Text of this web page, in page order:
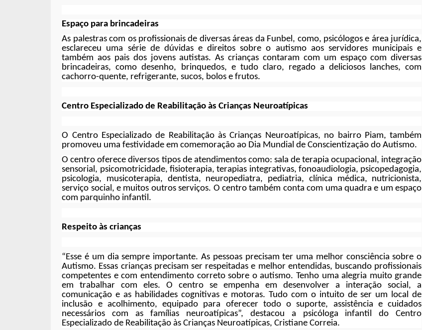
Espaço para brincadeiras
As palestras com os profissionais de diversas áreas da Funbel, como, psicólogos e área jurídica,
esclareceu uma série de dúvidas e direitos sobre o autismo aos servidores municipais e
também aos pais dos jovens autistas. As crianças contaram com um espaço com diversas
brincadeiras, como desenho, brinquedos, e tudo claro, regado a deliciosos lanches, com
cachorro-quente, refrigerante, sucos, bolos e frutos.
Centro Especializado de Reabilitação às Crianças Neuroatípicas
O Centro Especializado de Reabilitação às Crianças Neuroatípicas, no bairro Piam, também
promoveu uma festividade em comemoração ao Dia Mundial de Conscientização do Autismo.
O centro oferece diversos tipos de atendimentos como: sala de terapia ocupacional, integração
sensorial, psicomotricidade, fisioterapia, terapias integrativas, fonoaudiologia, psicopedagogia,
psicologia, musicoterapia, dentista, neuropediatra, pediatria, clínica médica, nutricionista,
serviço social, e muitos outros serviços. O centro também conta com uma quadra e um espaço
com parquinho infantil.
Respeito às crianças
“Esse é um dia sempre importante. As pessoas precisam ter uma melhor consciência sobre o
Autismo. Essas crianças precisam ser respeitadas e melhor entendidas, buscando profissionais
competentes e com entendimento correto sobre o autismo. Tenho uma alegria muito grande
em trabalhar com eles. O centro se empenha em desenvolver a interação social, a
comunicação e as habilidades cognitivas e motoras. Tudo com o intuito de ser um local de
inclusão e acolhimento, equipado para oferecer todo o suporte, assistência e cuidados
necessários com as famílias neuroatípicas”, destacou a psicóloga infantil do Centro
Especializado de Reabilitação às Crianças Neuroatípicas, Cristiane Correia.